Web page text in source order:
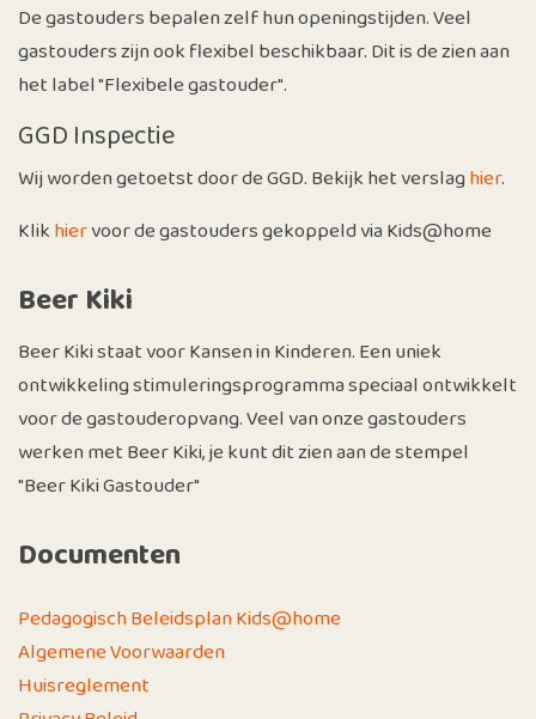
De gastouders bepalen zelf hun openingstijden. Veel
gastouders zijn ook flexibel beschikbaar. Dit is de zien aan
het label "Flexibele gastouder".
GGD Inspectie
Wij worden getoetst door de GGD. Bekijk het verslaghier.
Klikhiervoor de gastouders gekoppeld via Kids@home
Beer Kiki
Beer Kiki staat voor Kansen in Kinderen. Een uniek
ontwikkeling stimuleringsprogramma speciaal ontwikkelt
voor de gastouderopvang. Veel van onze gastouders
werken met Beer Kiki, je kunt dit zien aan de stempel
"Beer Kiki Gastouder"
Documenten
Pedagogisch Beleidsplan Kids@home
Algemene Voorwaarden
Huisreglement